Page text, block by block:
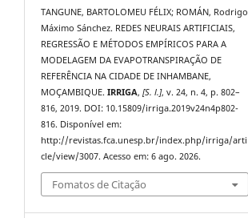
TANGUNE, BARTOLOMEU FÉLIX; ROMÁN, Rodrigo
Máximo Sánchez. REDES NEURAIS ARTIFICIAIS,
REGRESSÃO E MÉTODOS EMPÍRICOS PARA A
MODELAGEM DA EVAPOTRANSPIRAÇÃO DE
REFERÊNCIA NA CIDADE DE INHAMBANE,
MOÇAMBIQUE.IRRIGA,[S. l.], v. 24, n. 4, p. 802–
816, 2019. DOI: 10.15809/irriga.2019v24n4p802-
816. Disponível em:
http://revistas.fca.unesp.br/index.php/irriga/arti
cle/view/3007. Acesso em: 6 ago. 2026.
Fomatos de Citação